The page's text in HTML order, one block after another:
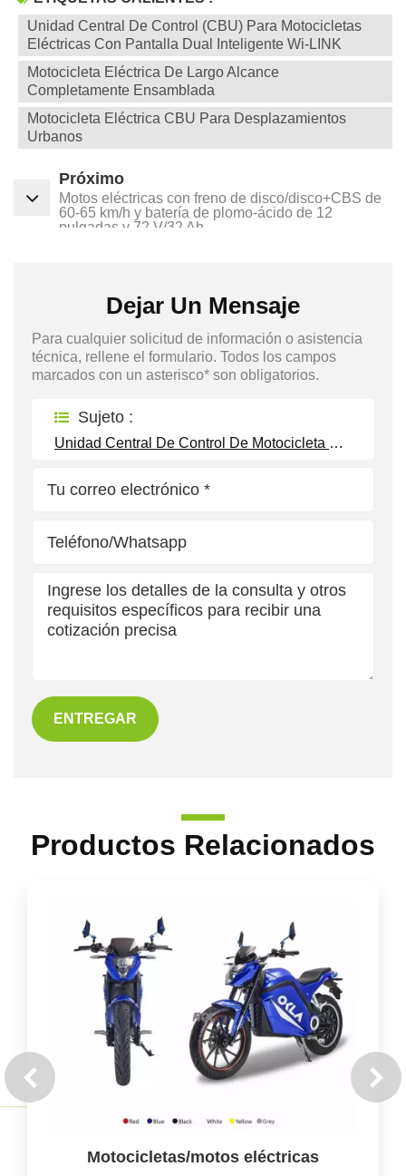
Unidad Central De Control (CBU) Para Motocicletas
Eléctricas Con Pantalla Dual Inteligente Wi-LINK
Motocicleta Eléctrica De Largo Alcance
Completamente Ensamblada
Motocicleta Eléctrica CBU Para Desplazamientos
Urbanos
Próximo
Motos eléctricas con freno de disco/disco+CBS de
60-65 km/h y batería de plomo-ácido de 12
pulgadas y 72 V/32 Ah
Dejar Un Mensaje
Para cualquier solicitud de información o asistencia
técnica, rellene el formulario. Todos los campos
marcados con un asterisco* son obligatorios.
Sujeto :
Unidad Central De Control De Motocicleta Eléctrica De Alta Velocidad Con Pantalla Dual Inteligente Wi-LINK
ENTREGAR
Productos Relacionados
Motocicletas/motos eléctricas